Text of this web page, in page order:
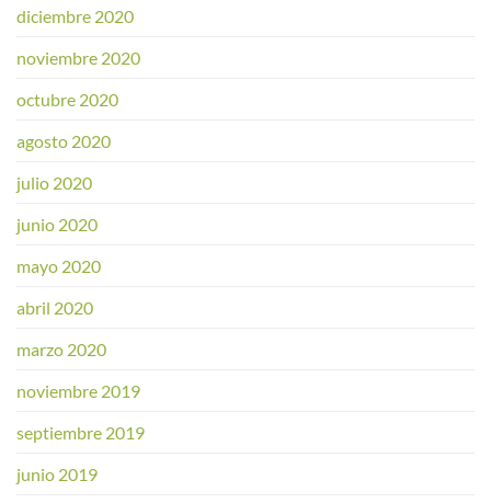
diciembre 2020
noviembre 2020
octubre 2020
agosto 2020
julio 2020
junio 2020
mayo 2020
abril 2020
marzo 2020
noviembre 2019
septiembre 2019
junio 2019